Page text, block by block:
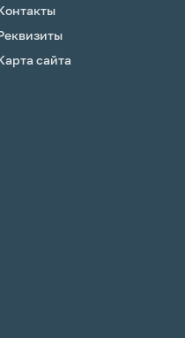
сайта